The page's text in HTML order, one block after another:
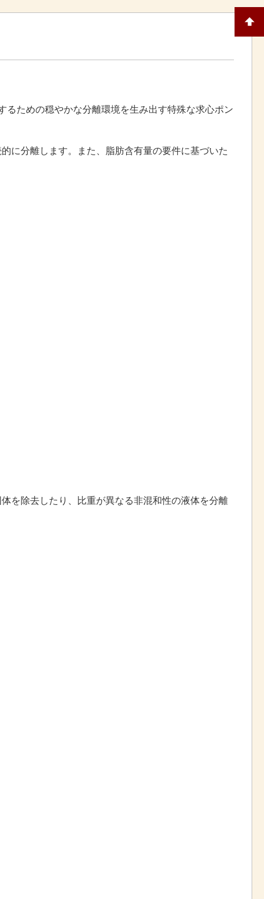
ための穏やかな分離環境を生み出す特殊な求心ポン
に分離します。また、脂肪含有量の要件に基づいた
を除去したり、比重が異なる非混和性の液体を分離